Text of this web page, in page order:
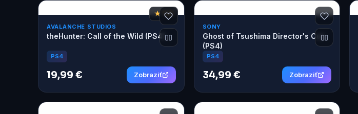
★ 7,8
AVALANCHE STUDIOS
theHunter: Call of the Wild (PS4)
PS4
19,99 € Zobraziť
SONY
Ghost of Tsushima Director's Cut
(PS4)
PS4
34,99 € Zobraziť